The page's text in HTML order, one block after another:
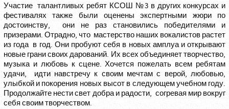
Участие талантливых ребят КСОШ №3 в других конкурсах и
фестивалях также были оценены экспертными жюри по
достоинству, они не раз становились победителями и
призерами. Отрадно, что мастерство наших вокалистов растет
из года в год. Они пробуют себя в новых амплуа и открывают
новые грани своих дарований. Их всех объединяет творчество,
музыка и любовь к сцене. Хочется пожелать всем ребятам
удачи, идти навстречу к своим мечтам с верой, любовью,
улыбкой и покорения новых высот в следующем учебном году.
Продолжайте нести свет добра и радости, согревая мир вокруг
себя своим творчеством.